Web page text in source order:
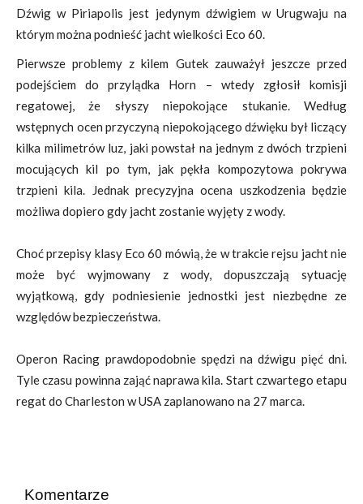
Dźwig w Piriapolis jest jedynym dźwigiem w Urugwaju na
którym można podnieść jacht wielkości Eco 60.
Pierwsze problemy z kilem Gutek zauważył jeszcze przed
podejściem do przylądka Horn – wtedy zgłosił komisji
regatowej, że słyszy niepokojące stukanie. Według
wstępnych ocen przyczyną niepokojącego dźwięku był liczący
kilka milimetrów luz, jaki powstał na jednym z dwóch trzpieni
mocujących kil po tym, jak pękła kompozytowa pokrywa
trzpieni kila. Jednak precyzyjna ocena uszkodzenia będzie
możliwa dopiero gdy jacht zostanie wyjęty z wody.
Choć przepisy klasy Eco 60 mówią, że w trakcie rejsu jacht nie
może być wyjmowany z wody, dopuszczają sytuację
wyjątkową, gdy podniesienie jednostki jest niezbędne ze
względów bezpieczeństwa.
Operon Racing prawdopodobnie spędzi na dźwigu pięć dni.
Tyle czasu powinna zająć naprawa kila. Start czwartego etapu
regat do Charleston w USA zaplanowano na 27 marca.
Komentarze